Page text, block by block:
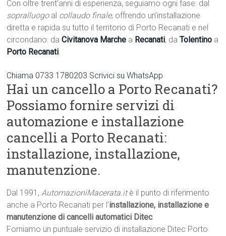
Con oltre trent’anni di esperienza, seguiamo ogni fase: dal
sopralluogo al collaudo finale, offrendo un’installazione
diretta e rapida su tutto il territorio di Porto Recanati e nel
circondario: daCivitanova Marche a Recanati, daTolentino a
Porto Recanati.
Chiama 0733 1780203 Scrivici su WhatsApp
Hai un cancello a Porto Recanati?
Possiamo fornire servizi di
automazione e installazione
cancelli a Porto Recanati:
installazione, installazione,
manutenzione.
Dal 1991,AutomazioniMacerata.itè il punto di riferimento
anche a Porto Recanati per l’installazione, installazione e
manutenzione di cancelli automatici Ditec.
Forniamo un puntuale servizio di installazione Ditec Porto